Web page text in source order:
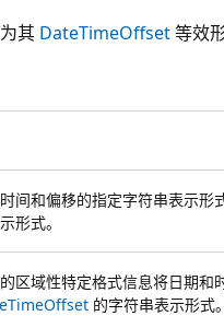
其 DateTimeOffset等效
间和偏移的指定字符串表示形
形式。
区域性特定格式信息将日期和
的字符串表示形式。